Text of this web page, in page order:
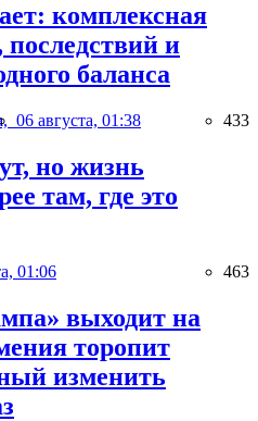
комплексная
последствий и
баланса
06 августа, 01:38 433
но жизнь
там, где это
01:06 463
выходит на
торопит
изменить